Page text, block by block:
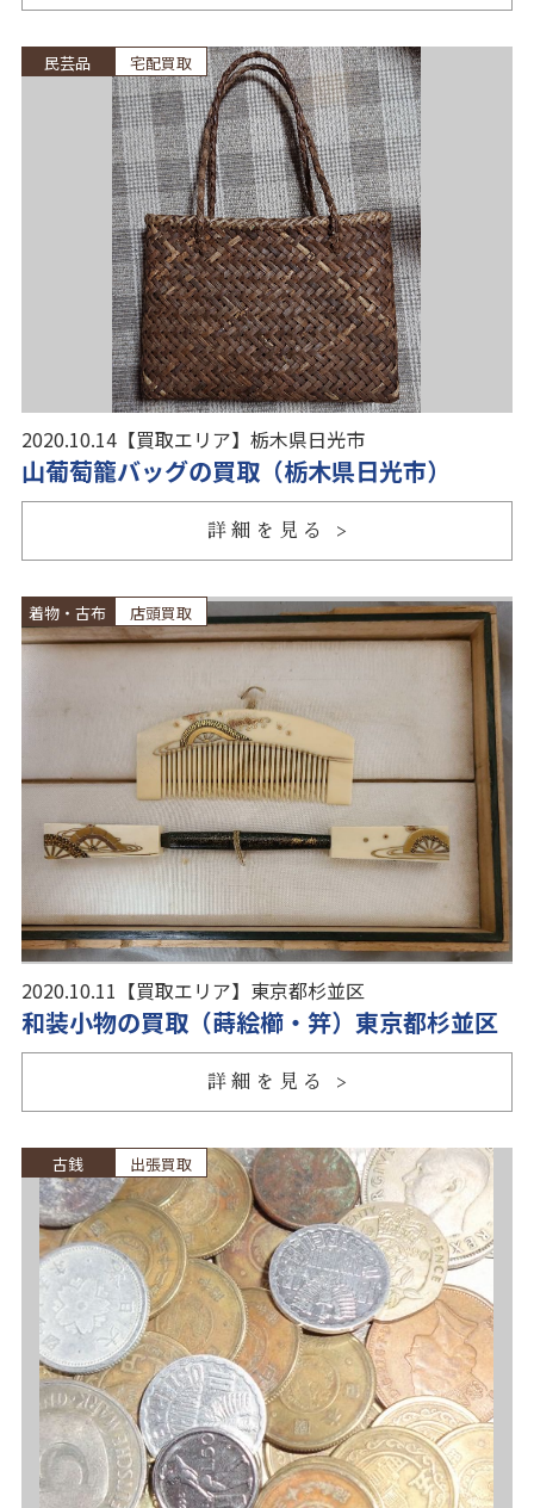
民芸品 宅配買取
2020.10.14【買取エリア】 栃木県日光市
山葡萄籠バッグの買取（栃木県日光市）
詳細を見る
着物・古布 店頭買取
2020.10.11 【買取エリア】 東京都杉並区
和装小物の買取（蒔絵櫛・笄）東京都杉並区
詳細を見る
古銭 出張買取